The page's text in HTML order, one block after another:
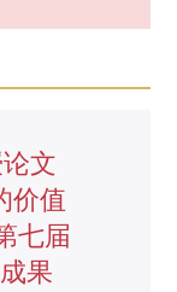
文
价值
七届
果